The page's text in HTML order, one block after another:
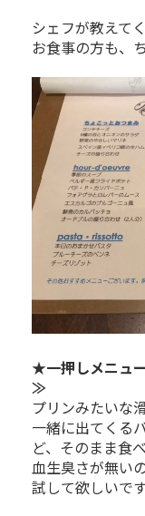
シェフが教えて
お食事の方も、
★一押しメニュ
≫
プリンみたいな
一緒に出てくる
ど、そのまま食
血生臭さが無い
試して欲しいです